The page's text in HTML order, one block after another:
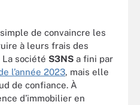
de convaincre les
à leurs frais des
La société S3NS a fini par
l’année 2023, mais elle
de confiance. À
d’immobilier en